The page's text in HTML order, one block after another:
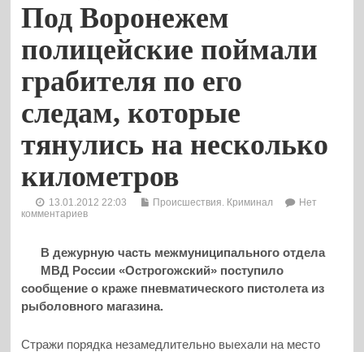
Под Воронежем
полицейские поймали
грабителя по его
следам, которые
тянулись на несколько
километров
13.01.2012 22:03 Происшествия. Криминал
Нет
комментариев
В дежурную часть межмуниципального отдела
МВД России «Острогожский» поступило
сообщение о краже пневматического пистолета из
рыболовного магазина.
Стражи порядка незамедлительно выехали на место